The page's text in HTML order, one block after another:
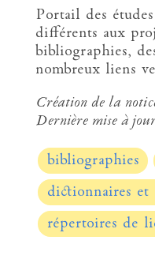
Portail des
différents aux
bibliographies,
nombreux liens
Création de la
Dernière mise à
bibliographies
dictionnaires et
répertoires de